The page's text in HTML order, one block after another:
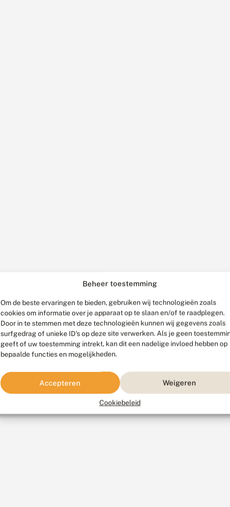
Beheer toestemming
Om de beste ervaringen te bieden, gebruiken wij technologieën zoals
cookies om informatie over je apparaat op te slaan en/of te raadplegen.
Door in te stemmen met deze technologieën kunnen wij gegevens zoals
surfgedrag of unieke ID's op deze site verwerken. Als je geen
geeft of uw toestemming intrekt, kan dit een nadelige invloed hebben op
bepaalde functies en mogelijkheden.
Accepteren Weigeren
Cookiebeleid